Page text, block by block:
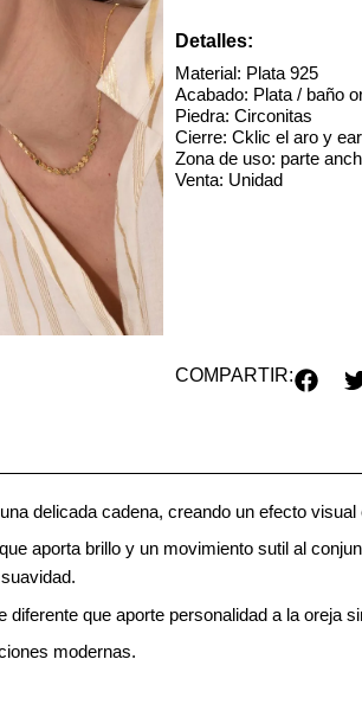
Detalles:
Material: Plata 925
Acabado: Plata / baño
Piedra: Circonitas
Cierre: Cklic el aro y
Zona de uso: parte
Venta: Unidad
COMPARTIR:
delicada cadena, creando un efecto
aporta brillo y un movimiento sutil al
que aporte personalidad a la oreja
modernas.